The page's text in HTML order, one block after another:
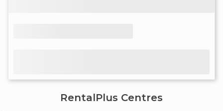
RentalPlus Centres